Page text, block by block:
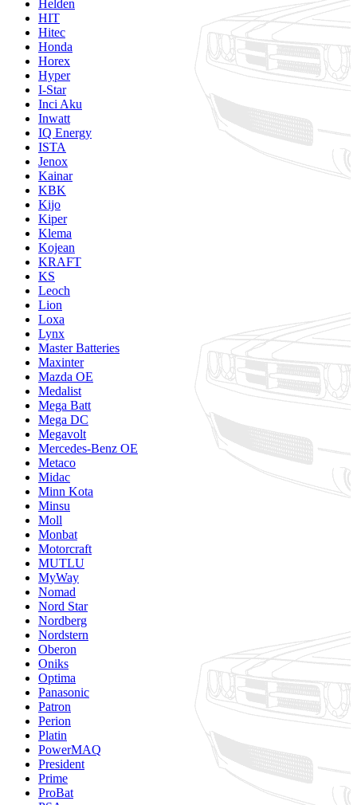
Helden
HIT
Hitec
Honda
Horex
Hyper
I-Star
Inci Aku
Inwatt
IQ Energy
ISTA
Jenox
Kainar
KBK
Kijo
Kiper
Klema
Kojean
KRAFT
KS
Leoch
Lion
Loxa
Lynx
Master Batteries
Maxinter
Mazda OE
Medalist
Mega Batt
Mega DC
Megavolt
Mercedes-Benz OE
Metaco
Midac
Minn Kota
Minsu
Moll
Monbat
Motorcraft
MUTLU
MyWay
Nomad
Nord Star
Nordberg
Nordstern
Oberon
Oniks
Optima
Panasonic
Patron
Perion
Platin
PowerMAQ
President
Prime
ProBat